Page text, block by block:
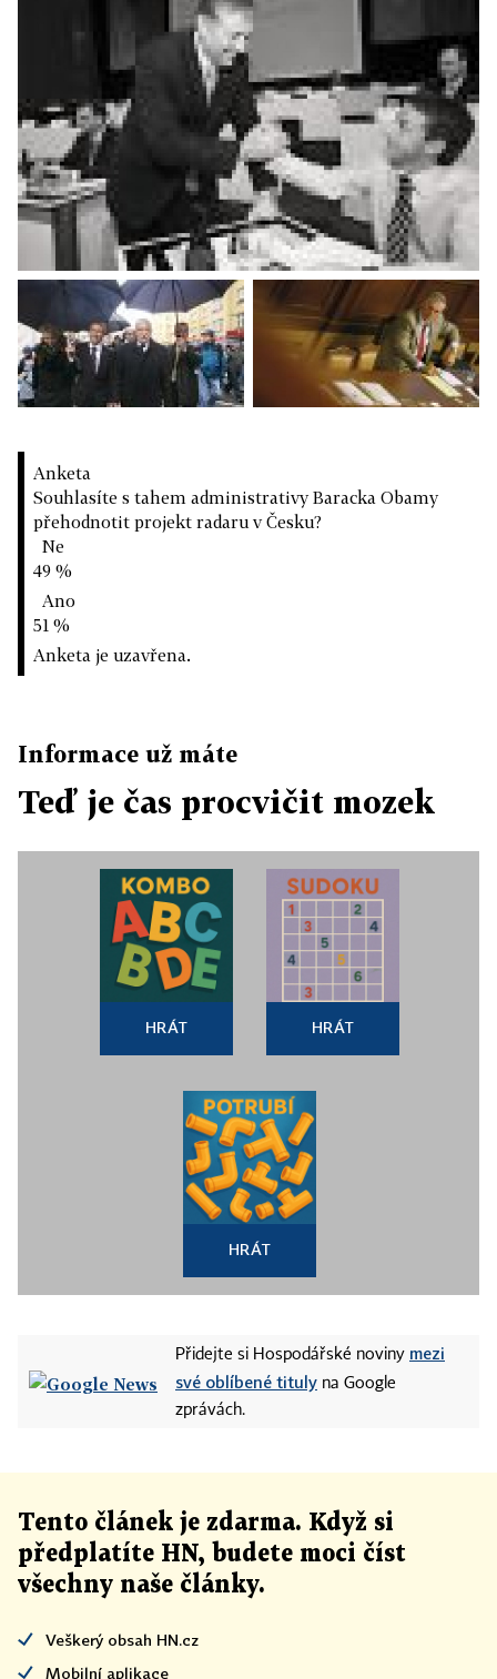
Anketa
Souhlasíte s tahem administrativy Baracka Obamy
přehodnotit projekt radaru v Česku?
Ne
49 %
Ano
51 %
Anketa je uzavřena.
Informace už máte
Teď je čas procvičit mozek
HRÁT HRÁT
HRÁT
Přidejte si Hospodářské noviny mezi
své oblíbené tituly na Google
zprávách.
Tento článek je zdarma. Když si
předplatíte HN, budete moci číst
všechny naše články.
Veškerý obsah HN.cz
Mobilní aplikace